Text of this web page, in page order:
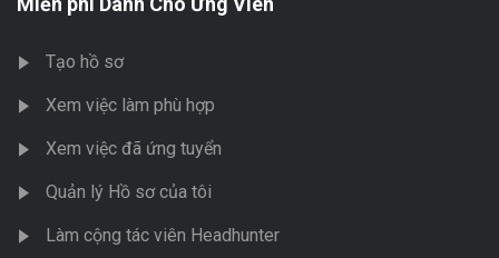
Tạo hồ sơ
Xem việc làm phù hợp
Xem việc đã ứng tuyển
Quản lý Hồ sơ của tôi
Làm cộng tác viên Headhunter